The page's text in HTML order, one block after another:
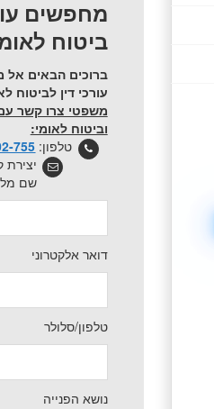
מחפשים
ביטוח
ברוכים הבאים אל
עורכי דין לביטוח
משפטי צרו קשר עם
וביטוח לאומי:
טלפון: 755
שם
דואר אלקטרוני
טלפון/סלולר
נושא הפנייה